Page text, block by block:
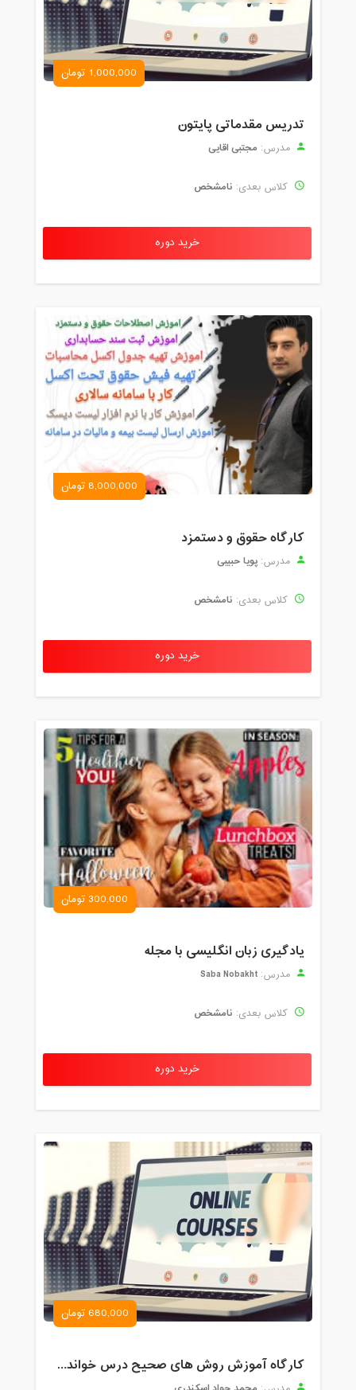
1,000,000 تومان
تدریس مقدماتی پایتون
مدرس: مجتبی اقایی
کلاس بعدی: نامشخص
خرید دوره
8,000,000 تومان
کارگاه حقوق و دستمزد
مدرس: پویا حبیبی
کلاس بعدی: نامشخص
خرید دوره
300,000 تومان
یادگیری زبان انگلیسی با مجله
مدرس: Saba Nobakht
کلاس بعدی: نامشخص
خرید دوره
680,000 تومان
کارگاه آموزش روش های صحیح درس خواندن همراه با یادگیری بدون فراموشی